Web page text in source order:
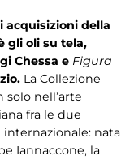
acquisizioni della
gli oli su tela,
Chessa e Figura
La Collezione
solo nell’arte
fra le due
nata
Iannaccone, la